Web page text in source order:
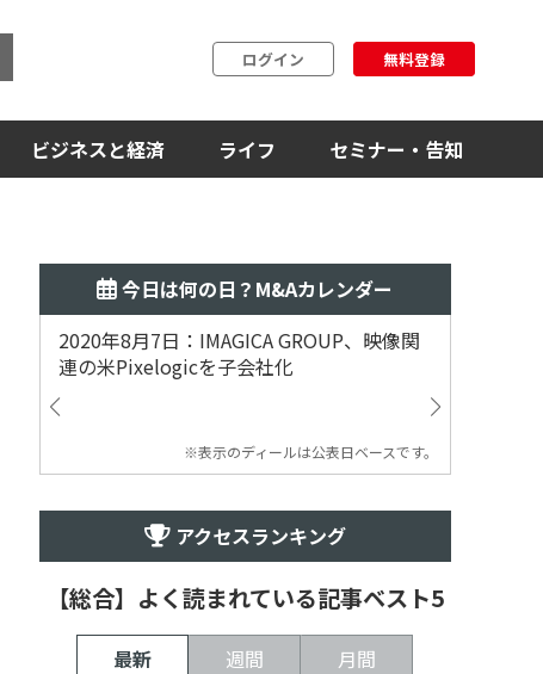
ログイン 無料登録
ビジネスと経済 ライフ セミナー・告知
今日は何の日？M&Aカレンダー
2020年8月7日：IMAGICA GROUP、映像関
連の米Pixelogicを子会社化
※表示のディールは公表日ベースです。
アクセスランキング
【総合】よく読まれている記事ベスト5
最新 週間 月間